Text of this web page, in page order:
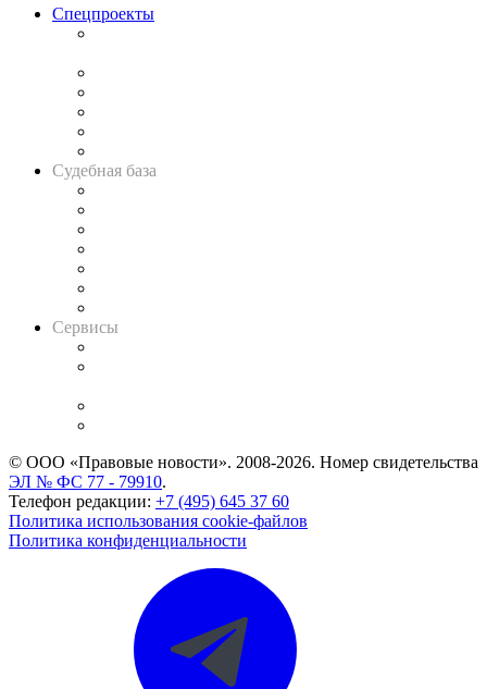
Спецпроекты
Судебная база
Сервисы
© ООО «Правовые новости». 2008-2026. Номер свидетельства
ЭЛ № ФС 77 - 79910.
Телефон редакции: +7 (495) 645 37 60
Политика использования cookie-файлов
Политика конфиденциальности